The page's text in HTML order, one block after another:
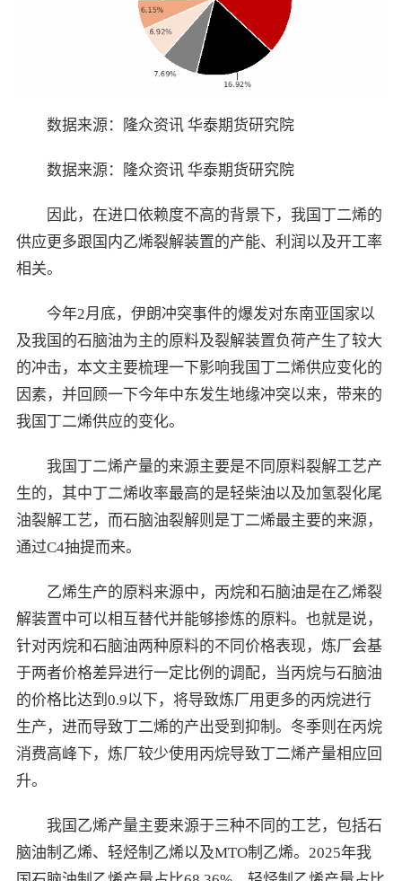
数据来源：隆众资讯 华泰期货研究院
数据来源：隆众资讯 华泰期货研究院
因此，在进口依赖度不高的背景下，我国丁二烯的
供应更多跟国内乙烯裂解装置的产能、利润以及开工率
相关。
今年2月底，伊朗冲突事件的爆发对东南亚国家以
及我国的石脑油为主的原料及裂解装置负荷产生了较大
的冲击，本文主要梳理一下影响我国丁二烯供应变化的
因素，并回顾一下今年中东发生地缘冲突以来，带来的
我国丁二烯供应的变化。
我国丁二烯产量的来源主要是不同原料裂解工艺产
生的，其中丁二烯收率最高的是轻柴油以及加氢裂化尾
油裂解工艺，而石脑油裂解则是丁二烯最主要的来源，
通过C4抽提而来。
乙烯生产的原料来源中，丙烷和石脑油是在乙烯裂
解装置中可以相互替代并能够掺炼的原料。也就是说，
针对丙烷和石脑油两种原料的不同价格表现，炼厂会基
于两者价格差异进行一定比例的调配，当丙烷与石脑油
的价格比达到0.9以下，将导致炼厂用更多的丙烷进行
生产，进而导致丁二烯的产出受到抑制。冬季则在丙烷
消费高峰下，炼厂较少使用丙烷导致丁二烯产量相应回
升。
我国乙烯产量主要来源于三种不同的工艺，包括石
脑油制乙烯、轻烃制乙烯以及MTO制乙烯。2025年我